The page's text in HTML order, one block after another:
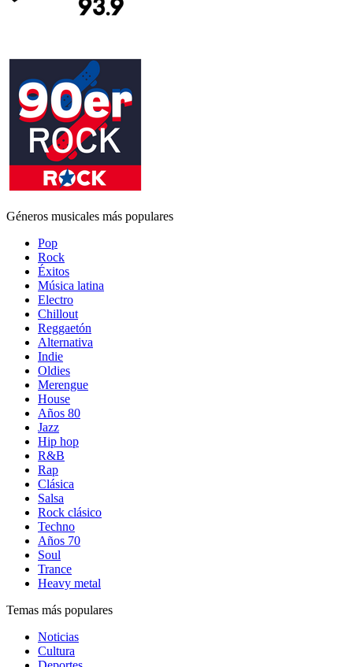
Géneros musicales más populares
Pop
Rock
Éxitos
Música latina
Electro
Chillout
Reggaetón
Alternativa
Indie
Oldies
Merengue
House
Años 80
Jazz
Hip hop
R&B
Rap
Clásica
Salsa
Rock clásico
Techno
Años 70
Soul
Trance
Heavy metal
Temas más populares
Noticias
Cultura